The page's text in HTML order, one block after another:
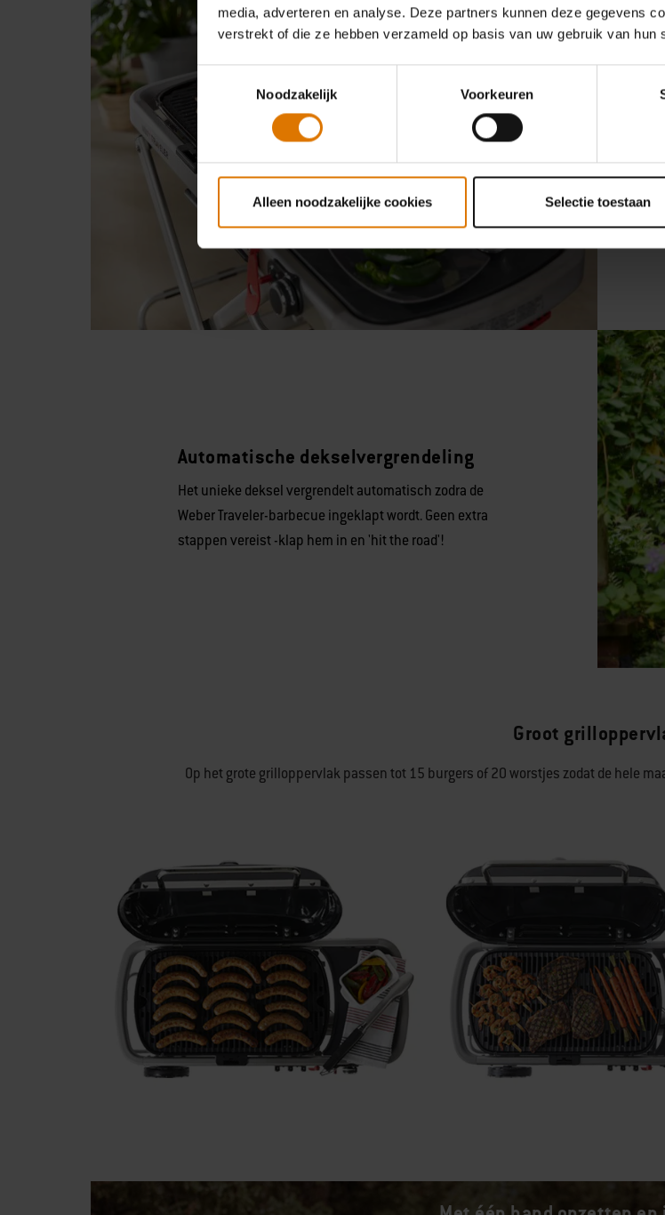
media, adverteren en analyse. Deze partners kunnen deze gegevens
verstrekt of die ze hebben verzameld op basis van uw gebruik van hun
Toestemmingsselectie
Noodzakelijk
Voorkeuren
Alleen noodzakelijke cookies Selectie toestaan
Automatische dekselvergrendeling
Het unieke deksel vergrendelt automatisch zodra de
Weber Traveler-barbecue ingeklapt wordt. Geen extra
stappen vereist -klap hem in en 'hit the road'!
Groot
Op het grote grilloppervlak passen tot 15 burgers of 20 worstjes zodat de hele